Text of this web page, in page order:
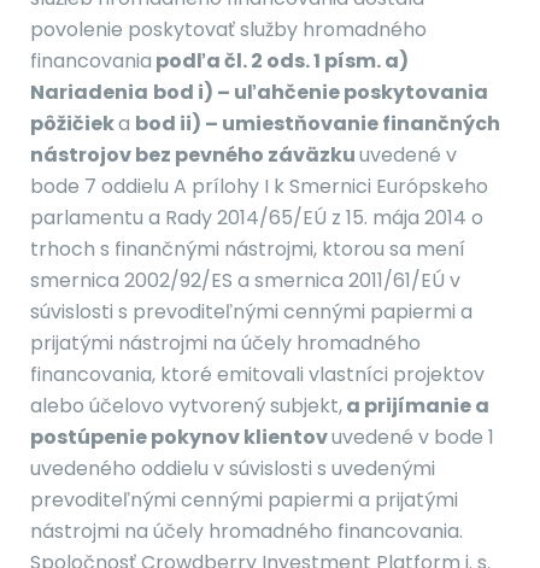
povolenie poskytovať služby hromadného
financovania podľa čl. 2 ods. 1 písm. a)
Nariadenia bod i) – uľahčenie poskytovania
pôžičieka bod ii) – umiestňovanie finančných
nástrojov bez pevného záväzkuuvedené v
bode 7 oddielu A prílohy I k Smernici Európskeho
parlamentu a Rady 2014/65/EÚ z 15. mája 2014 o
trhoch s finančnými nástrojmi, ktorou sa mení
smernica 2002/92/ES a smernica 2011/61/EÚ v
súvislosti s prevoditeľnými cennými papiermi a
prijatými nástrojmi na účely hromadného
financovania, ktoré emitovali vlastníci projektov
alebo účelovo vytvorený subjekt,a prijímanie a
postúpenie pokynov klientovuvedené v bode 1
uvedeného oddielu v súvislosti s uvedenými
prevoditeľnými cennými papiermi a prijatými
nástrojmi na účely hromadného financovania.
Spoločnosť Crowdberry Investment Platform j. s.